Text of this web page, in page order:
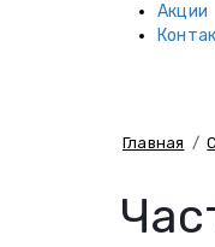
Акции
Главная /